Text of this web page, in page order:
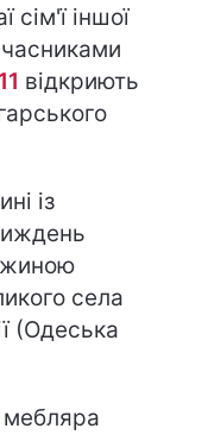
сім'ї іншої
відкриють
із
села
(Одеська
мебляра